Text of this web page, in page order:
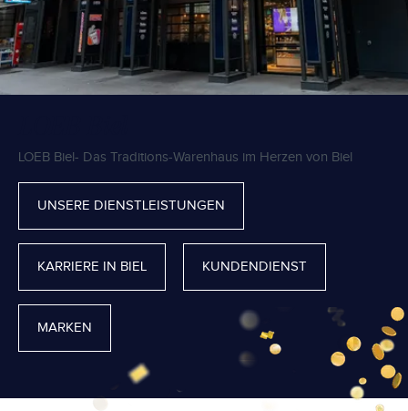
LOEB Biel- Das Traditions-Warenhaus im Herzen von Biel
UNSERE DIENSTLEISTUNGEN
KARRIERE IN BIEL KUNDENDIENST
MARKEN